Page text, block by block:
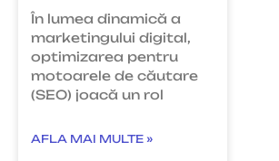
În lumea dinamică a
marketingului digital,
optimizarea pentru
motoarele de căutare
(SEO) joacă un rol
AFLA MAI MULTE »